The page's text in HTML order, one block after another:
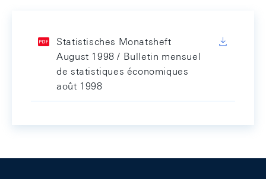
Statistisches Monatsheft
August 1998 / Bulletin mensuel
de statistiques économiques
août 1998